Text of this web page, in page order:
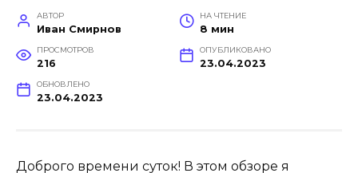
АВТОР
Иван Смирнов
НА ЧТЕНИЕ
8 мин
ПРОСМОТРОВ
216
ОПУБЛИКОВАНО
23.04.2023
ОБНОВЛЕНО
23.04.2023
Доброго времени суток! В этом обзоре я